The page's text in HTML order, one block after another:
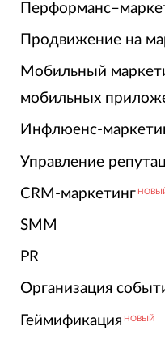
Продвижение на
Мобильный
мобильных
Инфлюенс-
Управление
CRM-маркетинг
SMM
PR
Организация
Геймификация НОВЫЙ